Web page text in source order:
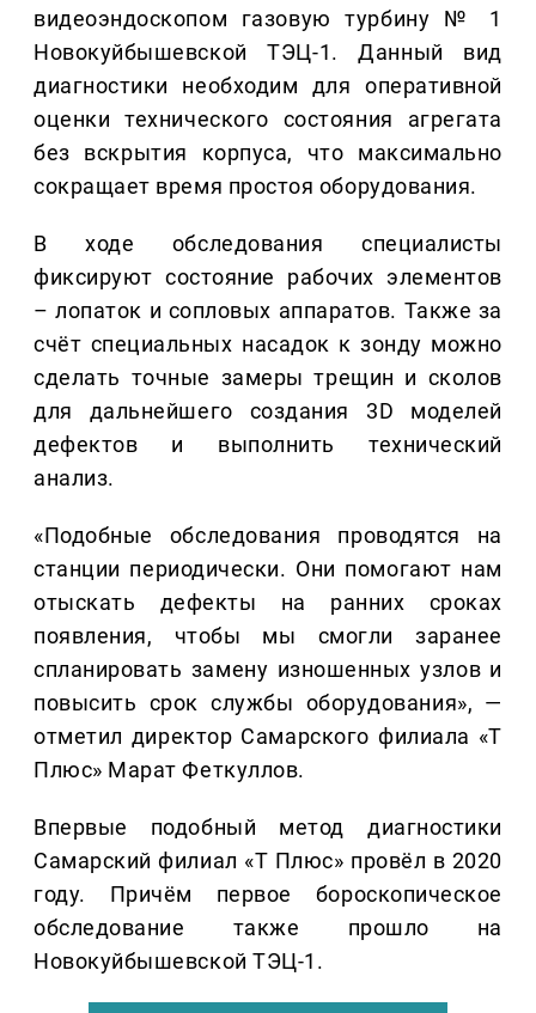
видеоэндоскопом газовую турбину № 1
Новокуйбышевской ТЭЦ-1. Данный вид
диагностики необходим для оперативной
оценки технического состояния агрегата
без вскрытия корпуса, что максимально
сокращает время простоя оборудования.
В ходе обследования специалисты
фиксируют состояние рабочих элементов
– лопаток и сопловых аппаратов. Также за
счёт специальных насадок к зонду можно
сделать точные замеры трещин и сколов
для дальнейшего создания 3D моделей
дефектов и выполнить технический
анализ.
«Подобные обследования проводятся на
станции периодически. Они помогают нам
отыскать дефекты на ранних сроках
появления, чтобы мы смогли заранее
спланировать замену изношенных узлов и
повысить срок службы оборудования», —
отметил директор Самарского филиала «Т
Плюс» Марат Феткуллов.
Впервые подобный метод диагностики
Самарский филиал «Т Плюс» провёл в 2020
году. Причём первое бороскопическое
обследование также прошло на
Новокуйбышевской ТЭЦ-1.